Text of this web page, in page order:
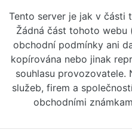
Tento server je jak v části
Žádná část tohoto webu
obchodní podmínky ani
kopírována nebo jinak
souhlasu provozovatele.
služeb, firem a
obchodními